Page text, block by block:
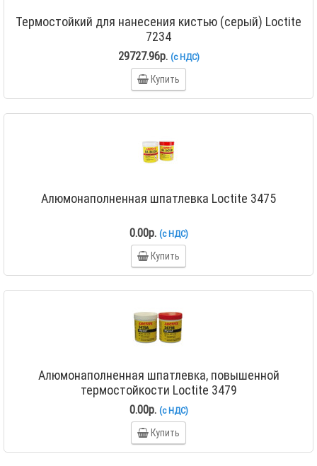
Термостойкий для нанесения кистью (серый) Loctite
7234
29727.96р. (с НДС)
Купить
Алюмонаполненная шпатлевка Loctite 3475
0.00р. (с НДС)
Купить
Алюмонаполненная шпатлевка, повышенной
термостойкости Loctite 3479
0.00р. (с НДС)
Купить